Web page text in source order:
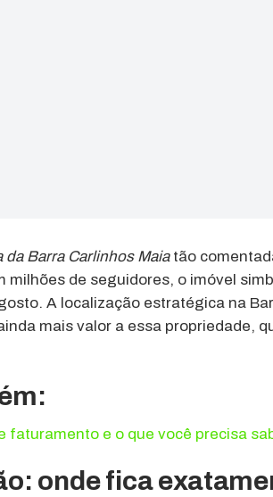
da Barra Carlinhos Maiatão
milhões de seguidores, o imóvel
A localização estratégica na
mais valor a essa propriedade,
faturamento e o que você precisa
onde fica